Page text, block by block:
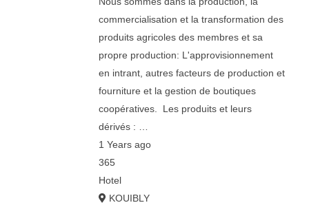
commercialisation et la transformation des
produits agricoles des membres et sa
propre production: L'approvisionnement
en intrant, autres facteurs de production et
fourniture et la gestion de boutiques
coopératives. Les produits et leurs
dérivés : …
1 Years ago
365
Hotel
KOUIBLY